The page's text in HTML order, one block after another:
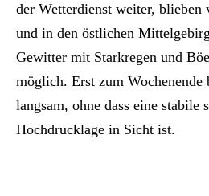
der Wetterdienst weiter,
und in den östlichen
Gewitter mit Starkregen und
möglich. Erst zum
langsam, ohne dass eine stabile
Hochdrucklage in Sicht ist.